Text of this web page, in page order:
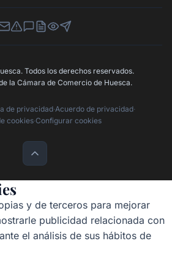
Canal de Denuncias
Buzón de Sugerencias
Perfil Contratante
Ley de Transparencia
Contacta con nosotros
Todos los derechos reservados.
la Cámara de Comercio de Huesca.
de privacidad·Acuerdo de privacidad·
cookies·Configurar cookies
y de terceros para mejorar
publicidad relacionada con
el análisis de sus hábitos de